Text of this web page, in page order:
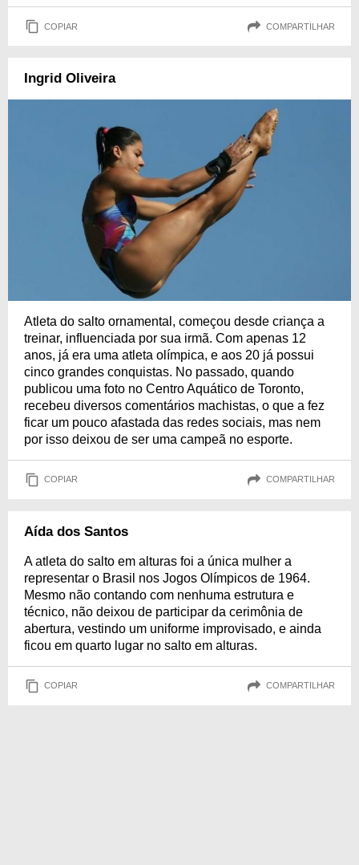
COPIAR COMPARTILHAR
Ingrid Oliveira
Atleta do salto ornamental, começou desde criança a
treinar, influenciada por sua irmã. Com apenas 12
anos, já era uma atleta olímpica, e aos 20 já possui
cinco grandes conquistas. No passado, quando
publicou uma foto no Centro Aquático de Toronto,
recebeu diversos comentários machistas, o que a fez
ficar um pouco afastada das redes sociais, mas nem
por isso deixou de ser uma campeã no esporte.
COPIAR COMPARTILHAR
Aída dos Santos
A atleta do salto em alturas foi a única mulher a
representar o Brasil nos Jogos Olímpicos de 1964.
Mesmo não contando com nenhuma estrutura e
técnico, não deixou de participar da cerimônia de
abertura, vestindo um uniforme improvisado, e ainda
ficou em quarto lugar no salto em alturas.
COPIAR COMPARTILHAR